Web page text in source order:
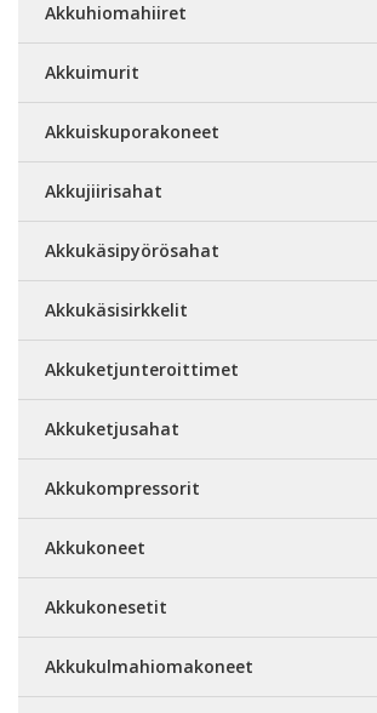
Akkuhiomahiiret
Akkuimurit
Akkuiskuporakoneet
Akkujiirisahat
Akkukäsipyörösahat
Akkukäsisirkkelit
Akkuketjunteroittimet
Akkuketjusahat
Akkukompressorit
Akkukoneet
Akkukonesetit
Akkukulmahiomakoneet